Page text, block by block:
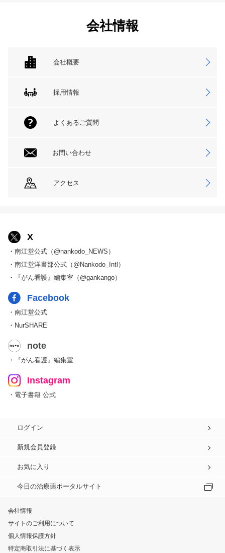
会社情報
会社概要
採用情報
よくあるご質問
お問い合わせ
アクセス
X
・南江堂公式（@nankodo_NEWS）
・南江堂洋書部公式（@Nankodo_Intl）
・『がん看護』編集室（@gankango）
Facebook
・南江堂公式
・NurSHARE
note
・『がん看護』編集室
Instagram
・電子書籍 公式
ログイン
新規会員登録
お気に入り
今日の治療薬ポータルサイト
会社情報
サイトのご利用について
個人情報保護方針
特定商取引法に基づく表示